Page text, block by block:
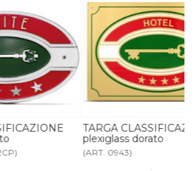
TARGA CLASSIFICAZIONE
plexiglass dorato
(ART. 0943)